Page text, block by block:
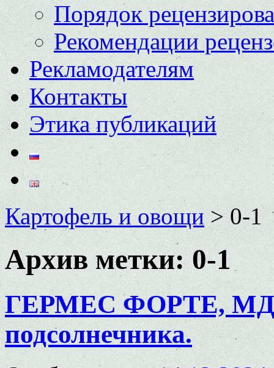
Порядок
Рекомендации
Рекламодателям
Контакты
Этика публикаций
Картофель и овощи>0-1
Архив метки:0-1
ГЕРМЕС ФОРТЕ, МД
подсолнечника.